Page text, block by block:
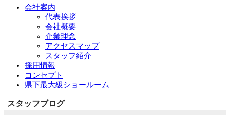
会社案内
代表挨拶
会社概要
企業理念
アクセスマップ
スタッフ紹介
採用情報
コンセプト
県下最大級ショールーム
スタッフブログ